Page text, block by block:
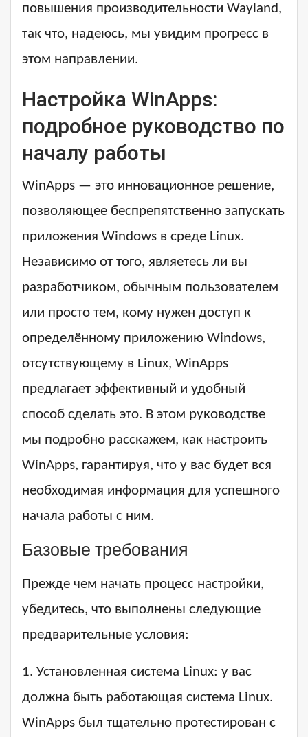
повышения производительности Wayland,
так что, надеюсь, мы увидим прогресс в
этом направлении.
Настройка WinApps:
подробное руководство по
началу работы
WinApps — это инновационное решение,
позволяющее беспрепятственно запускать
приложения Windows в среде Linux.
Независимо от того, являетесь ли вы
разработчиком, обычным пользователем
или просто тем, кому нужен доступ к
определённому приложению Windows,
отсутствующему в Linux, WinApps
предлагает эффективный и удобный
способ сделать это. В этом руководстве
мы подробно расскажем, как настроить
WinApps, гарантируя, что у вас будет вся
необходимая информация для успешного
начала работы с ним.
Базовые требования
Прежде чем начать процесс настройки,
убедитесь, что выполнены следующие
предварительные условия:
1. Установленная система Linux: у вас
должна быть работающая система Linux.
WinApps был тщательно протестирован с